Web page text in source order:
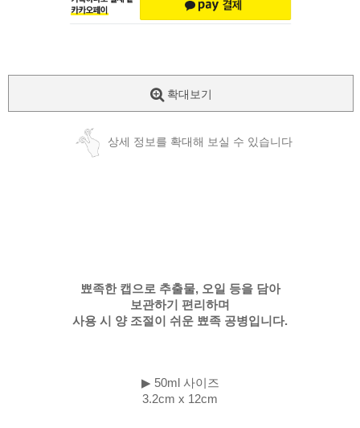
확대보기
상세 정보를 확대해 보실 수 있습니다
뾰족한 캡으로 추출물, 오일 등을 담아
보관하기 편리하며
사용 시 양 조절이 쉬운 뾰족 공병입니다.
▶ 50ml 사이즈
3.2cm x 12cm